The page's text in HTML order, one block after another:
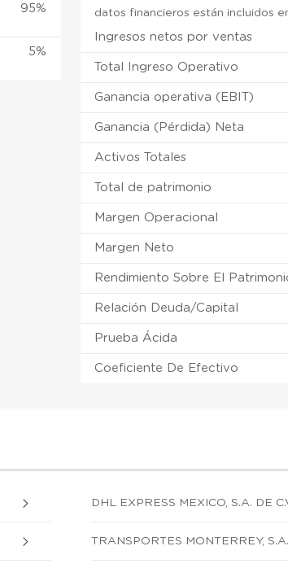
95%
5%
datos financieros están incluidos
Ingresos netos por ventas
Total Ingreso Operativo
Ganancia operativa (EBIT)
Ganancia (Pérdida) Neta
Activos Totales
Total de patrimonio
Margen Operacional
Margen Neto
Rendimiento Sobre El
Relación Deuda/Capital
Prueba Ácida
Coeficiente De Efectivo
DHL EXPRESS MEXICO, S.A. DE
TRANSPORTES MONTERREY, S.A.